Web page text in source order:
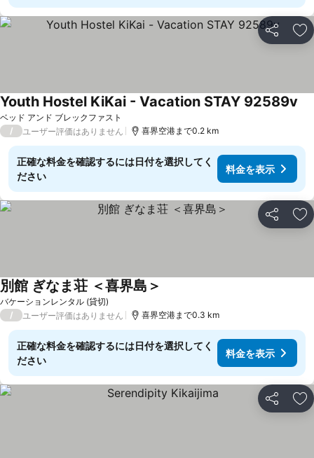
シェア お
ベッド アンド ブレックファスト
Youth Hostel KiKai - Vacation STAY 92589v
/ ユーザー評価はありません 喜界空港まで0.2 km
正確な料金を確認するには日付を選択してく
ださい
料金を表示
シェア お
バケーションレンタル (貸切)
別館 ぎなま荘 ＜喜界島＞
/ ユーザー評価はありません 喜界空港まで0.3 km
正確な料金を確認するには日付を選択してく
ださい
料金を表示
シェア お